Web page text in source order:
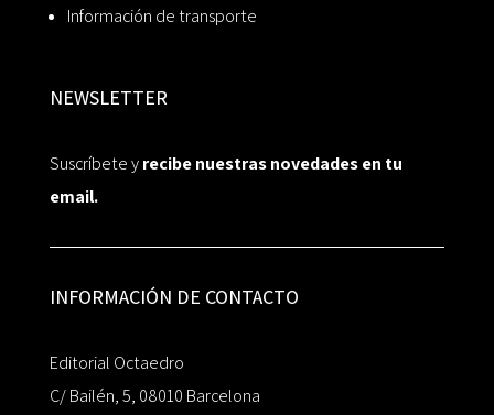
Información de transporte
NEWSLETTER
Suscríbete yrecibe nuestras novedades en tu
email.
INFORMACIÓN DE CONTACTO
Editorial Octaedro
C/ Bailén, 5, 08010 Barcelona